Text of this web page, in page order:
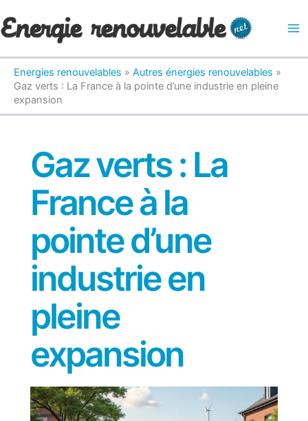
au
contenu
Energies renouvelables » Autres énergies renouvelables »
Gaz verts : La France à la pointe d’une industrie en pleine
expansion
Gaz verts : La
France à la
pointe d’une
industrie en
pleine
expansion